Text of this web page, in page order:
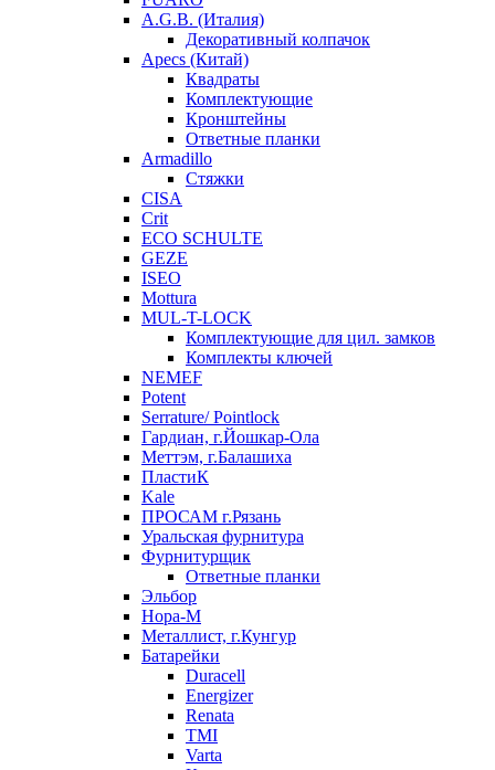
A.G.B. (Италия)
Декоративный колпачок
Apecs (Китай)
Квадраты
Комплектующие
Кронштейны
Ответные планки
Armadillo
Стяжки
CISA
Crit
ECO SCHULTE
GEZE
ISEO
Mottura
MUL-T-LOCK
Комплектующие для цил. замков
Комплекты ключей
NEMEF
Potent
Serrature/ Pointlock
Гардиан, г.Йошкар-Ола
Меттэм, г.Балашиха
ПластиК
Kale
ПРОСАМ г.Рязань
Уральская фурнитура
Фурнитурщик
Ответные планки
Эльбор
Нора-М
Металлист, г.Кунгур
Батарейки
Duracell
Energizer
Renata
TMI
Varta